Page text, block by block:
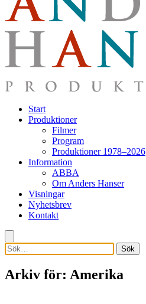
Start
Produktioner
Filmer
Program
Produktioner 1978–2026
Information
ABBA
Om Anders Hanser
Visningar
Nyhetsbrev
Kontakt
Sök
Arkiv för: Amerika